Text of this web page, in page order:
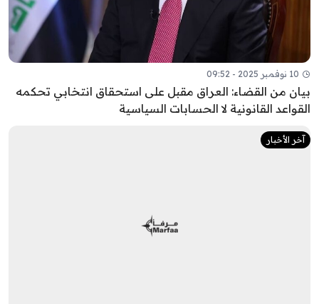
10 نوفمبر 2025 - 09:52
بيان من القضاء: العراق مقبل على استحقاق انتخابي تحكمه
القواعد القانونية لا الحسابات السياسية
آخر الأخبار